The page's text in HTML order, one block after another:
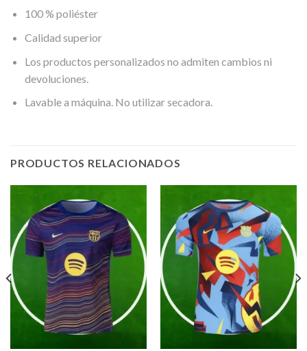
100 % poliéster
Calidad superior
Los productos personalizados no admiten cambios ni
devoluciones.
Lavable a máquina. No utilizar secadora.
PRODUCTOS RELACIONADOS